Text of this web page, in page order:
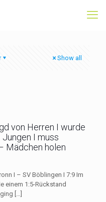
Show all
von Herren I wurde
I muss
Mädchen holen
I – SV Böblingen I 7:9 Im
einem 1:5-Rückstand
[…]